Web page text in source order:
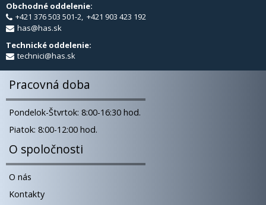
Obchodné oddelenie:
+421 376 503 501-2, +421 903 423 192
has@has.sk
Technické oddelenie:
technici@has.sk
Pracovná doba
Pondelok-Štvrtok: 8:00-16:30 hod.
Piatok: 8:00-12:00 hod.
O spoločnosti
O nás
Kontakty